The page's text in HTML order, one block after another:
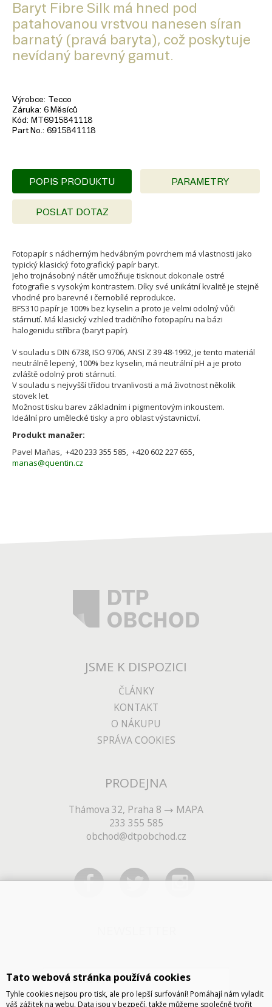
Baryt Fibre Silk má hned pod
patahovanou vrstvou nanesen síran
barnatý (pravá baryta), což poskytuje
nevídaný barevný gamut.
Výrobce Tecco
Záruka 6 Měsíců
Kód
MT6915841118
Part No. 6915841118
POPIS PRODUKTU PARAMETRY
POSLAT DOTAZ
Fotopapír s nádherným hedvábným povrchem má vlastnosti jako
typický klasický fotografický papír baryt.
Jeho trojnásobný nátěr umožňuje tisknout dokonale ostré
fotografie s vysokým kontrastem. Díky své unikátní kvalitě je stejně
vhodné pro barevné i černobílé reprodukce.
BFS310 papír je 100% bez kyselin a proto je velmi odolný vůči
stárnutí. Má klasický vzhled tradičního fotopapíru na bázi
halogenidu stříbra (baryt papír).
V souladu s DIN 6738, ISO 9706, ANSI Z 39 48-1992, je tento materiál
neutrálně lepený, 100% bez kyselin, má neutrální pH a je proto
zvláště odolný proti stárnutí.
V souladu s nejvyšší třídou trvanlivosti a má životnost několik
stovek let.
Možnost tisku barev základním i pigmentovým inkoustem.
Ideální pro umělecké tisky a pro oblast výstavnictví.
Produkt manažer:
Pavel Maňas, +420 233 355 585, +420 602 227 655,
manas@quentin.cz
JSME K DISPOZICI
ČLÁNKY
KONTAKT
O NÁKUPU
SPRÁVA COOKIES
PRODEJNA
Thámova 32, Praha 8
MAPA
233 355 585
obchod@dtpobchod.cz
Tato webová stránka používá cookies
Tyhle cookies nejsou pro tisk, ale pro lepší surfování! Pomáhají nám vyladit
váš zážitek na webu. Data jsou v bezpečí, takže můžeme společně tvořit